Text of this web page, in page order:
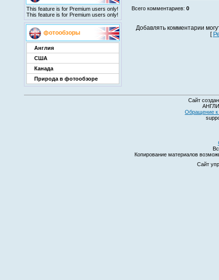
This feature is for Premium users only!
This feature is for Premium users only!
фотообзоры
Англия
США
Канада
Природа в фотообзоре
Всего комментариев: 0
Добавлять комментарии
[
Сайт
Обращение к
Копирование материалов
Сайт